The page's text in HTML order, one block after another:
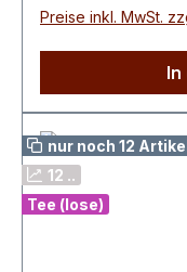
Preise inkl. MwSt.
In
nur noch 12
12 ..
Tee (lose)